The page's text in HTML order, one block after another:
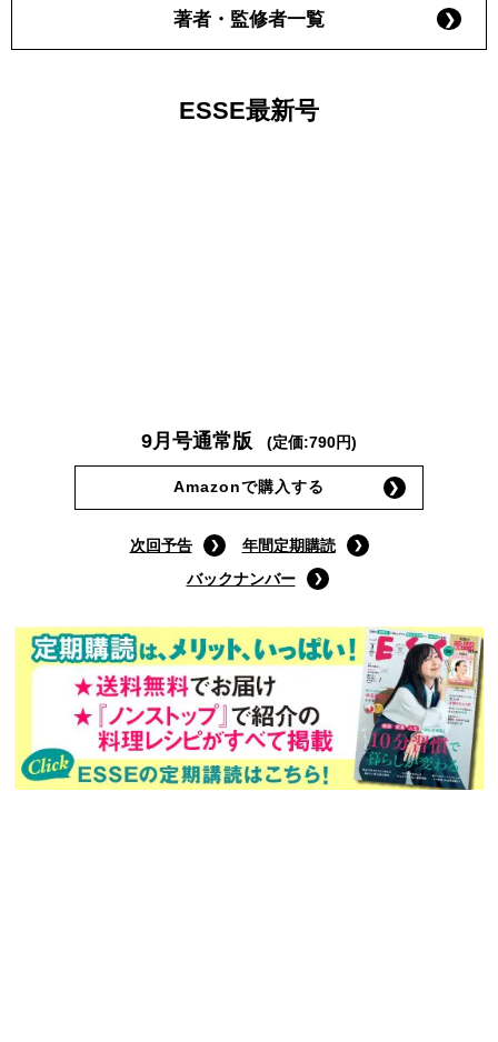
著者・監修者一覧
ESSE最新号
9月号通常版
Amazonで購入する
次回予告
年間定期購読
バックナンバー